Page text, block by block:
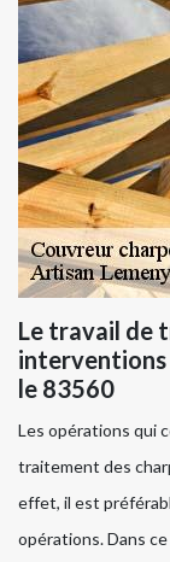
Le travail de
interventions
le 83560
Les opérations qui
traitement des
effet, il est
opérations. Dans